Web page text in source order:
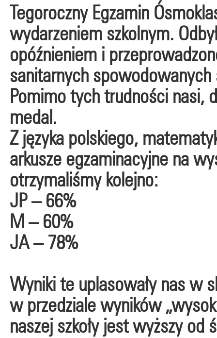
Tegoroczny Egzamin
wydarzeniem szkolnym.
opóźnieniem i
sanitarnych
Pomimo tych trudności nasi,
medal.
Z języka polskiego,
arkusze egzaminacyjne na
otrzymaliśmy kolejno:
JP – 66%
M – 60%
JA – 78%
Wyniki te uplasowały nas w
w przedziale wyników
naszej szkoły jest wyższy od